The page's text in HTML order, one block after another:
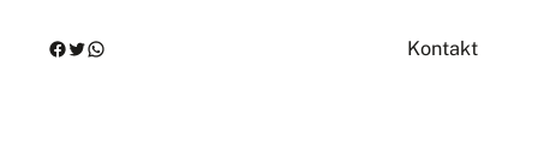
InhaltFacebook
Twitter
WhatsApp Kontakt